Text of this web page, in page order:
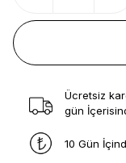
Ücretsiz
gün
10 Gün